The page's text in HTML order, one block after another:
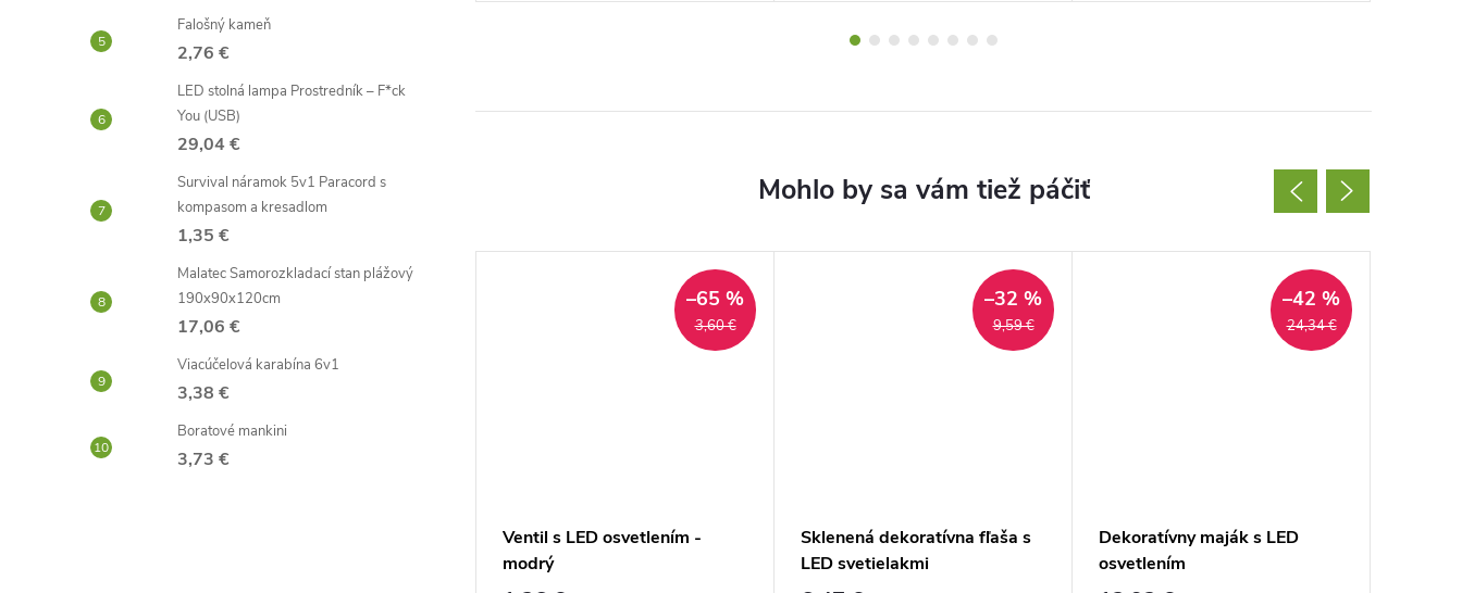
Falošný kameň
2,76 €
LED stolná lampa Prostredník – F*ck
You (USB)
29,04 €
Survival náramok 5v1 Paracord s
kompasom a kresadlom
1,35 €
Malatec Samorozkladací stan plážový
190x90x120cm
17,06 €
Viacúčelová karabína 6v1
3,38 €
Boratové mankini
3,73 €
–53 %
3,60 €
–65 %
Ventil s LED osvetlením -
modrý
9,59 €
–32 %
Sklenená dekoratívna fľaša s
LED svetielakmi
24,34 €
–42 %
Dekoratívny maják s LED
osvetlením